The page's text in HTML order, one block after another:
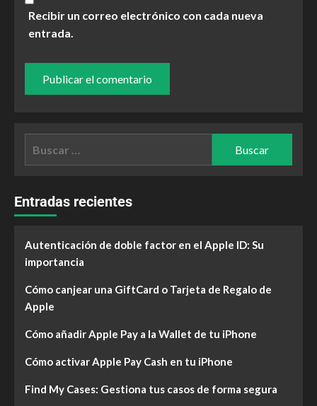
Recibir un correo electrónico con cada nueva
entrada.
Entradas recientes
Autenticación de doble factor en el Apple ID: Su
importancia
Cómo canjear una GiftCard o Tarjeta de Regalo de
Apple
Cómo añadir Apple Pay a la Wallet de tu iPhone
Cómo activar Apple Pay Cash en tu iPhone
Find My Cases: Gestiona tus casos de forma segura